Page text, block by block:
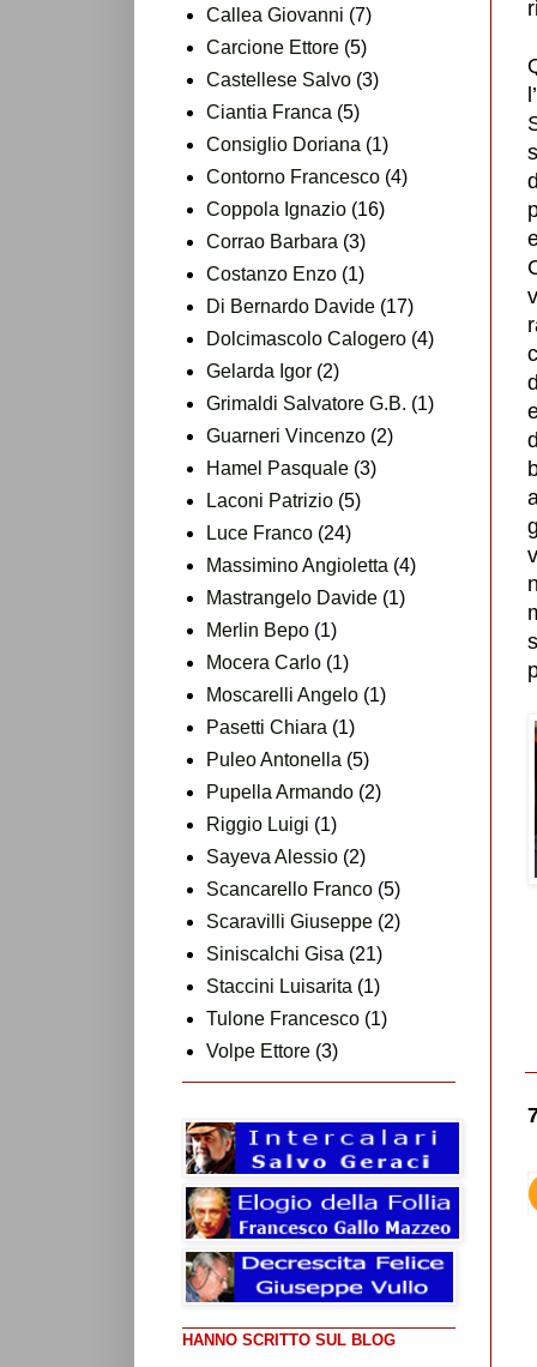
Callea Giovanni (7)
Carcione Ettore (5)
Castellese Salvo (3)
Ciantia Franca (5)
Consiglio Doriana (1)
Contorno Francesco (4)
Coppola Ignazio (16)
Corrao Barbara (3)
Costanzo Enzo (1)
Di Bernardo Davide (17)
Dolcimascolo Calogero (4)
Gelarda Igor (2)
Grimaldi Salvatore G.B. (1)
Guarneri Vincenzo (2)
Hamel Pasquale (3)
Laconi Patrizio (5)
Luce Franco (24)
Massimino Angioletta (4)
Mastrangelo Davide (1)
Merlin Bepo (1)
Mocera Carlo (1)
Moscarelli Angelo (1)
Pasetti Chiara (1)
Puleo Antonella (5)
Pupella Armando (2)
Riggio Luigi (1)
Sayeva Alessio (2)
Scancarello Franco (5)
Scaravilli Giuseppe (2)
Siniscalchi Gisa (21)
Staccini Luisarita (1)
Tulone Francesco (1)
Volpe Ettore (3)
HANNO SCRITTO SUL BLOG